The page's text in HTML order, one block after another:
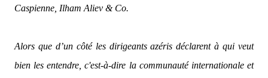
Caspienne, Ilham Aliev & Co.
Alors que d’un côté les dirigeants azéris déclarent à qui veut
bien les entendre, c'est-à-dire la communauté internationale et